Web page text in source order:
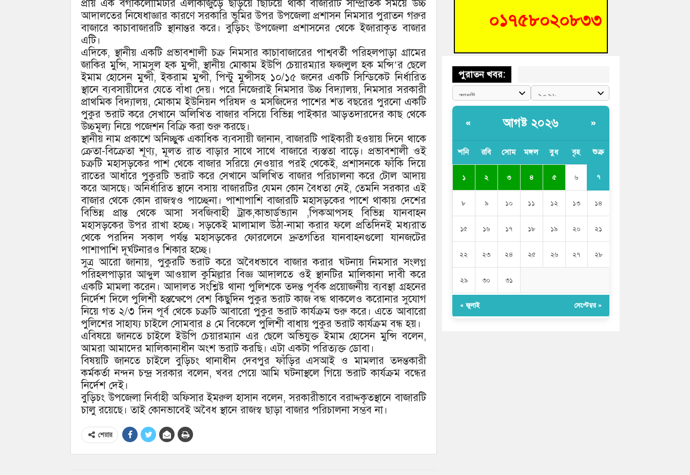
প্রায় এক বর্গকিলোমিটার এলাকাজুড়ে ছড়িয়ে ছিটিয়ে থাকা বাজারটি সাম্প্রতিক সময়ে উচ্চ
আদালতের নিষেধাজ্ঞার কারণে সরকারি ভূমির উপর উপজেলা প্রশাসন নিমসার পুরাতন গরুর
বাজারে কাচাবাজারটি স্থানান্তর করে। বুড়িচং উপজেলা প্রশাসনের থেকে ইজারাকৃত বাজার
এটি।
এদিকে, স্থানীয় একটি প্রভাবশালী চক্র নিমসার কাচাবাজারের পাশ্ববর্তী পরিহলপাড়া গ্রামের
জাকির মুন্সি, সামসুল হক মুন্সী, স্থানীয় মোকাম ইউপি চেয়ারম্যার ফজলুল হক মন্সি’র ছেলে
ইমাম হোসেন মুন্সী, ইকরাম মুন্সী, পিন্টু মুন্সীসহ ১০/১৫ জনের একটি সিন্ডিকেট নির্ধারিত
স্থানে ব্যবসায়ীদের যেতে বাঁধা দেয়। পরে নিজেরাই নিমসার উচ্চ বিদ্যালয়, নিমসার সরকারী
প্রাথমিক বিদ্যালয়, মোকাম ইউনিয়ন পরিষদ ও মসজিদের পাশের শত বছরের পুরনো একটি
পুকুর ভরাট করে সেখানে অলিখিত বাজার বসিয়ে বিভিন্ন পাইকার আড়তদারদের কাছ থেকে
উচ্চমূল্য নিয়ে পজেশন বিক্রি করা শুরু করছে।
স্থানীয় নাম প্রকাশে অনিচ্ছুক একাধিক ব্যবসায়ী জানান, বাজারটি পাইকারী হওয়ায় দিনে থাকে
ক্রেতা-বিক্রেতা শূণ্য, মূলত রাত বাড়ার সাথে সাথে বাজারে ব্যস্ততা বাড়ে। প্রভাবশালী ওই
চক্রটি মহাসড়কের পাশ থেকে বাজার সরিয়ে নেওয়ার পরই থেকেই, প্রশাসনকে ফাঁকি দিয়ে
রাতের আধাঁরে পুকুরটি ভরাট করে সেখানে অলিখিত বাজার পরিচালনা করে টোল আদায়
করে আসছে। অনির্ধারিত স্থানে বসায় বাজারটির যেমন কোন বৈধতা নেই, তেমনি সরকার এই
বাজার থেকে কোন রাজস্বও পাচ্ছেনা। পাশাপাশি বাজারটি মহাসড়কের পাশে থাকায় দেশের
বিভিন্ন প্রান্ত থেকে আসা সবজিবাহী ট্রাক,কাভার্ডভ্যান ,পিকআপসহ বিভিন্ন যানবাহন
মহাসড়কের উপর রাখা হচ্ছে। সড়কেই মালামাল উঠা-নামা করার ফলে প্রতিদিনই মধ্যরাত
থেকে পরদিন সকাল পর্যন্ত মহাসড়কের ফোরলেনে দ্রুতগতির যানবাহনগুলো যানজটের
পাশাপাশি দূর্ঘটনারও শিকার হচ্ছে।
সুত্র আরো জানায়, পুকুরটি ভরাট করে অবৈধভাবে বাজার করার ঘটনায় নিমসার সংলগ্ন
পরিহলপাড়ার আব্দুল আওয়াল কুমিল্লার বিজ্ঞ আদালতে ওই স্থানটির মালিকানা দাবী করে
একটি মামলা করেন। আদালত সংশ্লিষ্ট থানা পুলিশকে তদন্ত পূর্বক প্রয়োজনীয় ব্যবস্থা গ্রহনের
নির্দেশ দিলে পুলিশী হস্তক্ষেপে বেশ কিছুদিন পুকুর ভরাট কাজ বন্ধ থাকলেও করোনার সুযোগ
নিয়ে গত ২/৩ দিন পূর্ব থেকে চক্রটি আবারো পুকুর ভরাট কার্যক্রম শুরু করে। এতে আবারো
পুলিশের সাহায্য চাইলে সোমবার ৪ মে বিকেলে পুলিশী বাধায় পুকুর ভরাট কার্যক্রম বন্ধ হয়।
এবিষয়ে জানতে চাইলে ইউপি চেয়ারম্যান এর ছেলে অভিযুক্ত ইমাম হোসেন মুন্সি বলেন,
আমরা আমাদের মালিকানাধীন অংশ ভরাট করছি। এটা একটা পরিত্যক্ত ডোবা।
বিষয়টি জানতে চাইলে বুড়িচং থানাধীন দেবপুর ফাঁড়ির এসআই ও মামলার তদন্তকারী
কর্মকর্তা নন্দন চন্দ্র সরকার বলেন, খবর পেয়ে আমি ঘটনাস্থলে গিয়ে ভরাট কার্যক্রম বন্ধের
নির্দেশ দেই।
বুড়িচং উপজেলা নির্বাহী অফিসার ইমরুল হাসান বলেন, সরকারীভাবে বরাদ্দকৃতস্থানে বাজারটি
চালু রয়েছে। তাই কোনভাবেই অবৈধ স্থানে রাজস্ব ছাড়া বাজার পরিচালনা সম্ভব না।
শেয়ার
বুড়িচংয়ে জুলাই গণঅভ্যুত্থান দিবস উদযাপন উপলক্ষে
পুরাতন খবর:
« আগষ্ট ২০২৬ »
শনি রবি সোম মঙ্গল বুধ বৃহ শুক্র
১ ২ ৩ ৪ ৫ ৬ ৭
৮ ৯ ১০ ১১ ১২ ১৩ ১৪
১৫ ১৬ ১৭ ১৮ ১৯ ২০ ২১
২২ ২৩ ২৪ ২৫ ২৬ ২৭ ২৮
২৯ ৩০ ৩১
« জুলাই সেপ্টেম্বর »